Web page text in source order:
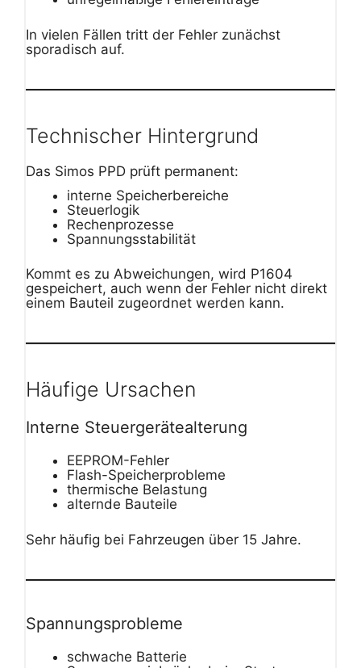
In vielen Fällen tritt der Fehler zunächst
sporadisch auf.
Technischer Hintergrund
Das Simos PPD prüft permanent:
interne Speicherbereiche
Steuerlogik
Rechenprozesse
Spannungsstabilität
Kommt es zu Abweichungen, wird P1604
gespeichert, auch wenn der Fehler nicht direkt
einem Bauteil zugeordnet werden kann.
Häufige Ursachen
Interne Steuergerätealterung
EEPROM-Fehler
Flash-Speicherprobleme
thermische Belastung
alternde Bauteile
Sehr häufig bei Fahrzeugen über 15 Jahre.
Spannungsprobleme
schwache Batterie